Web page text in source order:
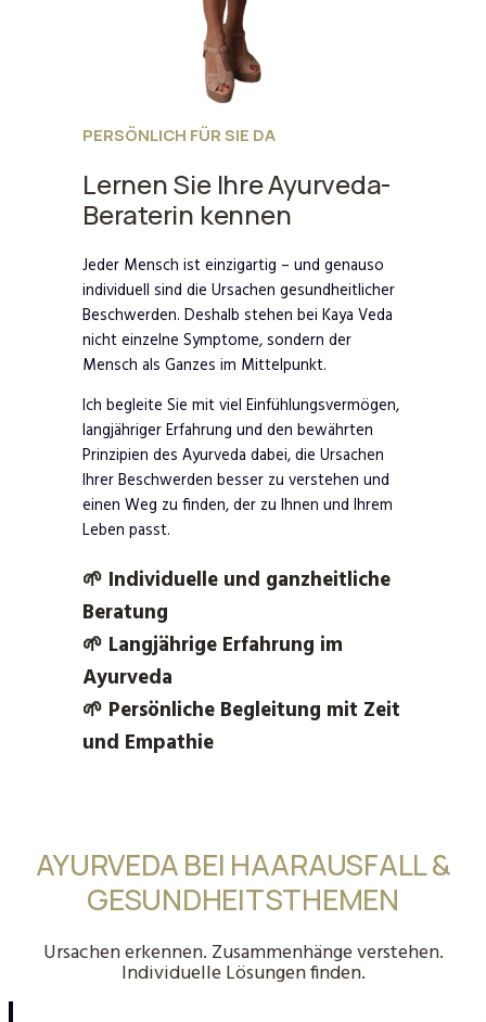
PERSÖNLICH FÜR SIE DA
Lernen Sie Ihre Ayurveda-
Beraterin kennen
Jeder Mensch ist einzigartig – und genauso
individuell sind die Ursachen gesundheitlicher
Beschwerden. Deshalb stehen bei Kaya Veda
nicht einzelne Symptome, sondern der
Mensch als Ganzes im Mittelpunkt.
Ich begleite Sie mit viel Einfühlungsvermögen,
langjähriger Erfahrung und den bewährten
Prinzipien des Ayurveda dabei, die Ursachen
Ihrer Beschwerden besser zu verstehen und
einen Weg zu finden, der zu Ihnen und Ihrem
Leben passt.
🌱 Individuelle und ganzheitliche
Beratung
🌱 Langjährige Erfahrung im
Ayurveda
🌱 Persönliche Begleitung mit Zeit
und Empathie
AYURVEDA BEI HAARAUSFALL &
GESUNDHEITSTHEMEN
Ursachen erkennen. Zusammenhänge verstehen.
Individuelle Lösungen finden.